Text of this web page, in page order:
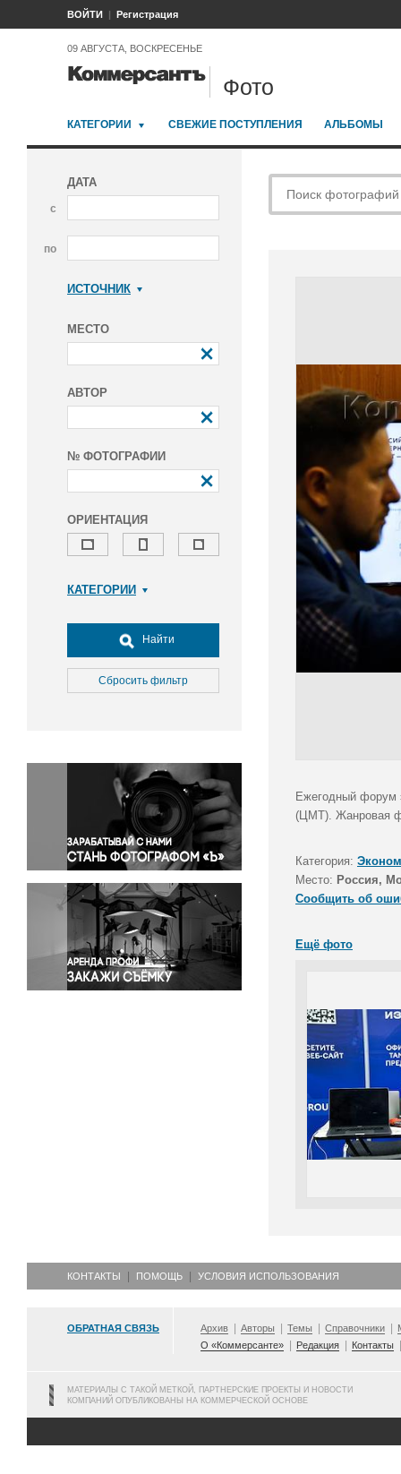
ВОЙТИ Регистрация
09 АВГУСТА, ВОСКРЕСЕНЬЕ
Фото
КАТЕГОРИИ СВЕЖИЕ ПОСТУПЛЕНИЯ АЛЬБОМЫ
ДАТА
с
по
ИСТОЧНИК
МЕСТО
АВТОР
№ ФОТОГРАФИИ
ОРИЕНТАЦИЯ
КАТЕГОРИИ
Досуг, туризм и отдых
Культура
Медицина
Окружающая среда
Политика
Правосудие
Происшествия и конфликты
Религия
Светская жизнь
Спорт
Экология
Экономика и бизнес
Найти
Сбросить фильтр
Ежегодный форум
(ЦМТ). Жанровая
Категория:
Место: Россия,
Сообщить об
Ещё фото
КОНТАКТЫ ПОМОЩЬ УСЛОВИЯ ИСПОЛЬЗОВАНИЯ
ОБРАТНАЯ СВЯЗЬ Архив Авторы Темы Справочники
О «Коммерсанте»
Редакция Контакты
МАТЕРИАЛЫ С ТАКОЙ МЕТКОЙ, ПАРТНЕРСКИЕ ПРОЕКТЫ И НОВОСТИ
КОМПАНИЙ ОПУБЛИКОВАНЫ НА КОММЕРЧЕСКОЙ ОСНОВЕ